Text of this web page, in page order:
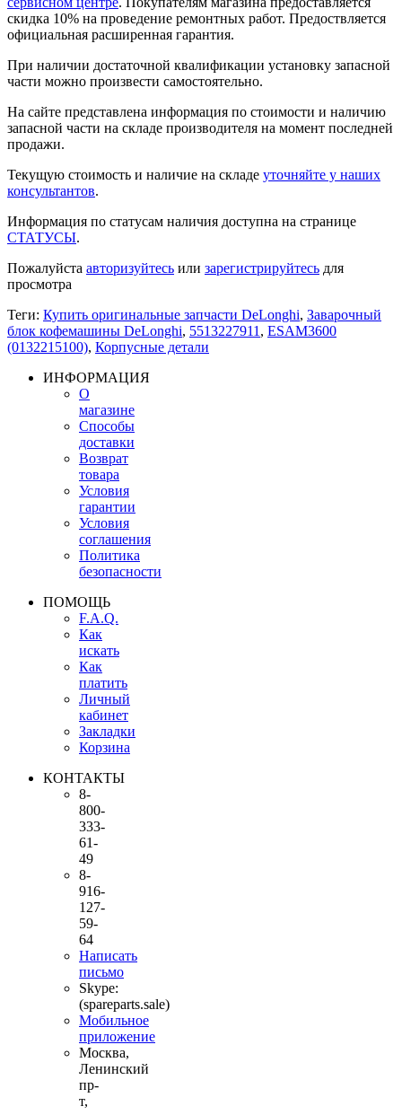
скидка 10% на проведение ремонтных работ. Предоствляется
официальная расширенная гарантия.
При наличии достаточной квалификации установку запасной
части можно произвести самостоятельно.
На сайте представлена информация по стоимости и наличию
запасной части на складе производителя на момент последней
продажи.
Текущую стоимость и наличие на складе уточняйте у наших
консультантов.
Информация по статусам наличия доступна на странице
СТАТУСЫ.
Пожалуйста авторизуйтесь или зарегистрируйтесь для
просмотра
Теги: Купить оригинальные запчасти DeLonghi, Заварочный
блок кофемашины DeLonghi, 5513227911 , ESAM3600
(0132215100), Корпусные детали
ИНФОРМАЦИЯ
О
магазине
Способы
доставки
Возврат
товара
Условия
гарантии
Условия
соглашения
Политика
безопасности
ПОМОЩЬ
F.A.Q.
Как
искать
Как
платить
Личный
кабинет
Закладки
Корзина
КОНТАКТЫ
8-
800-
333-
61-
49
8-
916-
127-
59-
64
Написать
письмо
Skype:
(spareparts.sale)
Мобильное
приложение
Москва,
Ленинский
пр-
т,